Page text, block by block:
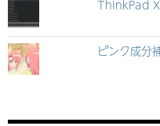
ThinkPad
ピンク成分